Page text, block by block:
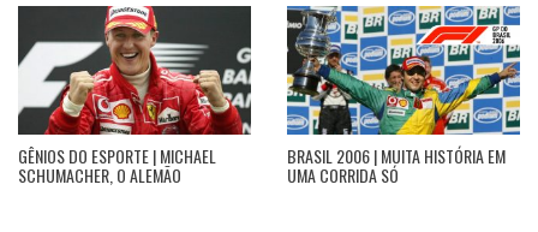
GÊNIOS DO ESPORTE | MICHAEL
SCHUMACHER, O ALEMÃO
BRASIL 2006 | MUITA HISTÓRIA EM
UMA CORRIDA SÓ